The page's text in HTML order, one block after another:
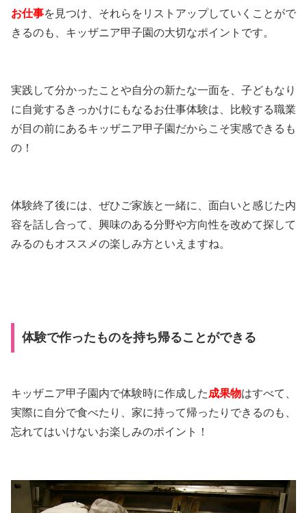
お仕事を見つけ、それらをリストアップしていくことがで
きるのも、キッザニア甲子園の大切なポイントです。
実践して分かったことや自分の新たな一面を、子どもなり
に自覚するきっかけにもなるお仕事体験は、比較する職業
が目の前にあるキッザニア甲子園だからこそ実感できるも
の！
体験終了後には、ぜひご家族と一緒に、面白いと感じた内
容を話し合って、興味のある分野や方向性を改めて探して
みるのもオススメの楽しみ方といえますね。
体験で作ったものを持ち帰ることができる
キッザニア甲子園内で体験時に作成した成果物はすべて、
実際に自分で食べたり、家に持って帰ったりできるのも、
忘れてはいけないお楽しみのポイント！